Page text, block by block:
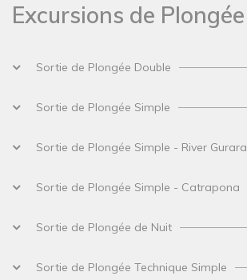
Excursions de Plongée
Sortie de Plongée Double
Sortie de Plongée Simple
Sortie de Plongée Simple - River Gurara
Sortie de Plongée Simple - Catrapona
Sortie de Plongée de Nuit
Sortie de Plongée Technique Simple